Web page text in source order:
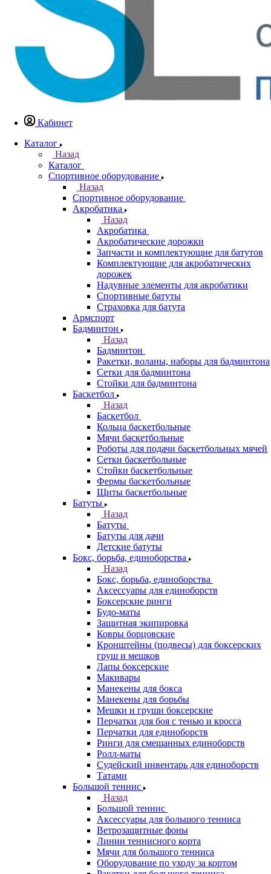
Кабинет
Каталог
Назад
Каталог
Спортивное оборудование
Назад
Спортивное оборудование
Акробатика
Назад
Акробатика
Акробатические дорожки
Запчасти и комплектующие для батутов
Комплектующие для акробатических
дорожек
Надувные элементы для акробатики
Спортивные батуты
Страховка для батута
Армспорт
Бадминтон
Назад
Бадминтон
Ракетки, воланы, наборы для бадминтона
Сетки для бадминтона
Стойки для бадминтона
Баскетбол
Назад
Баскетбол
Кольца баскетбольные
Мячи баскетбольные
Роботы для подачи баскетбольных мячей
Сетки баскетбольные
Стойки баскетбольные
Фермы баскетбольные
Щиты баскетбольные
Батуты
Назад
Батуты
Батуты для дачи
Детские батуты
Бокс, борьба, единоборства
Назад
Бокс, борьба, единоборства
Аксессуары для единоборств
Боксерские ринги
Будо-маты
Защитная экипировка
Ковры борцовские
Кронштейны (подвесы) для боксерских
груш и мешков
Лапы боксерские
Макивары
Манекены для бокса
Манекены для борьбы
Мешки и груши боксерские
Перчатки для боя с тенью и кросса
Перчатки для единоборств
Ринги для смешанных единоборств
Ролл-маты
Судейский инвентарь для единоборств
Татами
Большой теннис
Назад
Большой теннис
Аксессуары для большого тенниса
Ветрозащитные фоны
Линии теннисного корта
Мячи для большого тенниса
Оборудование по уходу за кортом